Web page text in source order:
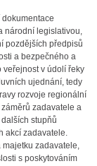
národní legislativou,
pozdějších předpisů
a bezpečného a
v údolí řeky
ujednání, tedy
rozvoje regionální
zadavatele a
stupňů
akcí zadavatele.
zadavatele,
s poskytováním